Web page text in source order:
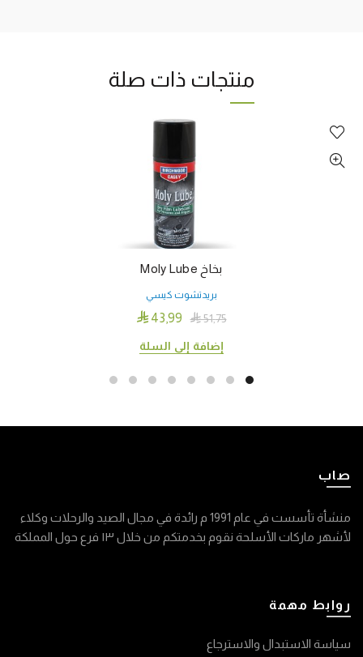
منتجات ذات صلة
بخاخ Moly Lube
بريدتشوت كيسي

51٫75  43٫99
إضافة إلى السلة
صاب
منشأة تأسست في عام 1991 م رائدة في مجال الصيد والرحلات وكلاء
لأشهر ماركات الأسلحة نقوم بخدمتكم من خلال ١٣ فرع حول المملكة
روابط مهمة
سياسة الاستبدال والاسترجاع